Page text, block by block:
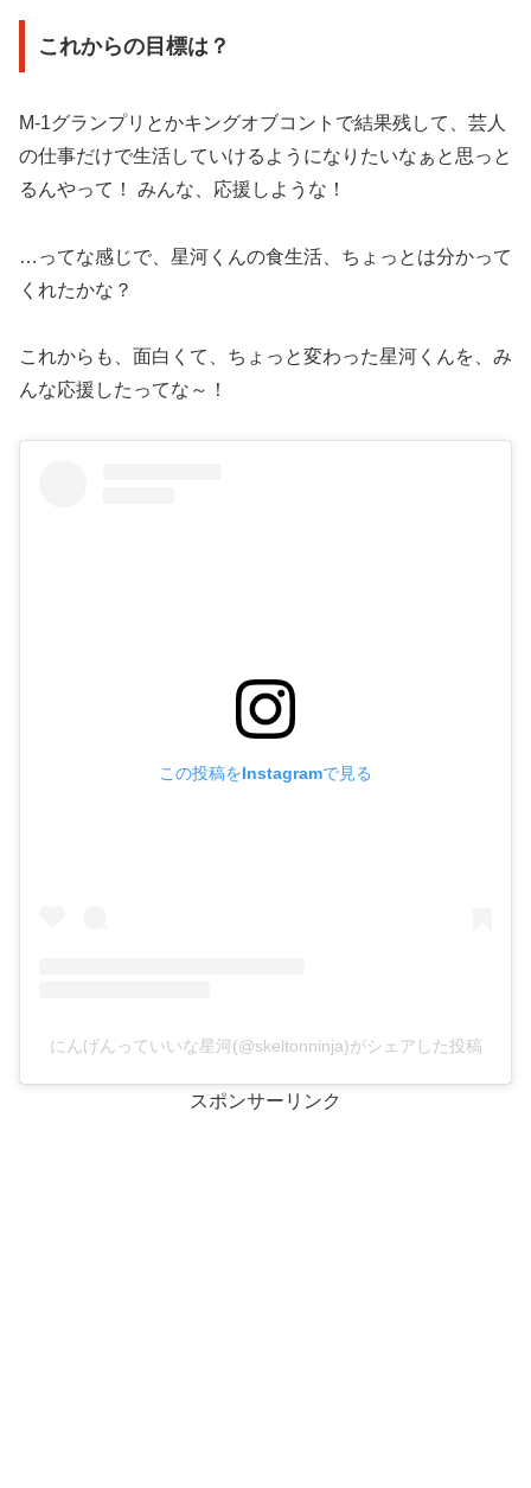
これからの目標は？
M-1グランプリとかキングオブコントで結果残して、芸人
の仕事だけで生活していけるようになりたいなぁと思っと
るんやって！ みんな、応援しような！
…ってな感じで、星河くんの食生活、ちょっとは分かって
くれたかな？
これからも、面白くて、ちょっと変わった星河くんを、み
んな応援したってな～！
この投稿をInstagramで見る
にんげんっていいな星河(@skeltonninja)がシェアした投稿
スポンサーリンク